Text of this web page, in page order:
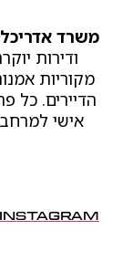
משרד
ודירות
מקוריות
הדיירים. כל
אישי למרחב
INSTAGRAM